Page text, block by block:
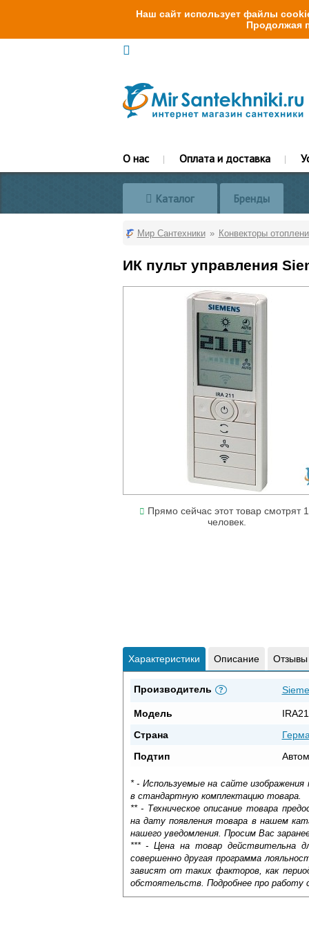
Наш сайт использует файлы
Продолжая
О нас Оплата и доставка
Каталог Бренды
Мир Сантехники Конвекторы
ИК пульт управления
Прямо сейчас этот товар смотрят
человек.
Характеристики Описание Отзывы
Производитель ?
Модель
Страна
Подтип
* - Используемые на сайте
в стандартную комплектацию товара.
** - Техническое описание товара
на дату появления товара в нашем
нашего уведомления. Просим Вас
*** - Цена на товар действительна
совершенно другая программа
зависят от таких факторов, как
обстоятельств. Подробнее про